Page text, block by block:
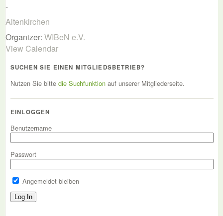
-
Altenkirchen
Organizer: WIBeN e.V.
View Calendar
SUCHEN SIE EINEN MITGLIEDSBETRIEB?
Nutzen Sie bitte die Suchfunktion auf unserer Mitgliederseite.
EINLOGGEN
Benutzername
Passwort
Angemeldet bleiben